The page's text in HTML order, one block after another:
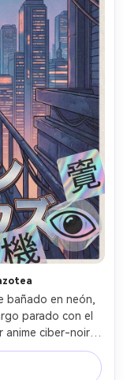
bañado en neón,
parado con el
ciber-noir,
holográficos en
de la